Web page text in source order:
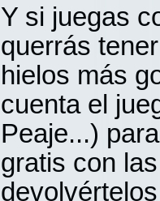
Y si juegas
querrás
hielos más
cuenta el
Peaje...)
gratis con